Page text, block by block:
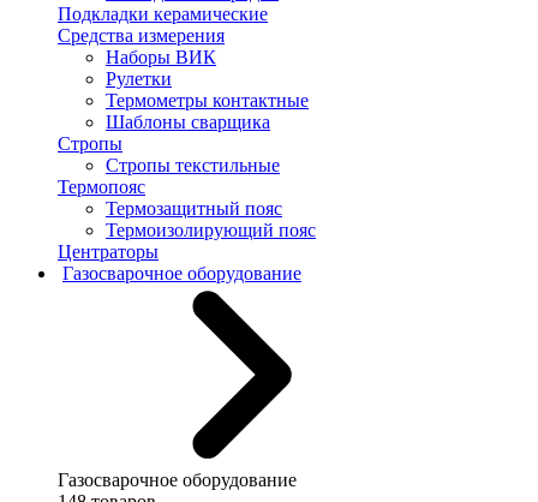
Подкладки керамические
Средства измерения
Наборы ВИК
Рулетки
Термометры контактные
Шаблоны сварщика
Стропы
Стропы текстильные
Термопояс
Термозащитный пояс
Термоизолирующий пояс
Центраторы
Газосварочное оборудование
Газосварочное оборудование